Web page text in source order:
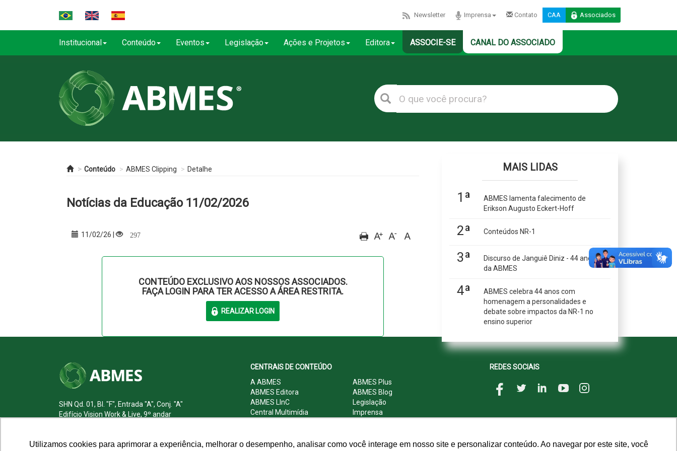
Utilizamos cookies para aprimorar a experiência, melhorar o desempenho, analisar como você interage em nosso site e personalizar conteúdo. Ao navegar por este site, você
Newsletter Imprensa Contato CAA Associados
Institucional Conteúdo Eventos Legislação Ações e Projetos Editora ASSOCIE-SE CANAL DO ASSOCIADO
Conteúdo ABMES Clipping Detalhe
Notícias da Educação 11/02/2026
11/02/26 | 297
CONTEÚDO EXCLUSIVO AOS NOSSOS ASSOCIADOS.
FAÇA LOGIN PARA TER ACESSO A ÁREA RESTRITA.
MAIS LIDAS
1ª
ABMES lamenta falecimento de
Erikson Augusto Eckert-Hoff
2ª Conteúdos NR-1
3ª
Discurso de Janguiê Diniz - 44 anos
da ABMES
4ª
ABMES celebra 44 anos com
homenagem a personalidades e
debate sobre impactos da NR-1 no
ensino superior
SHN Qd. 01, Bl. "F", Entrada "A", Conj. "A"
Edifício Vision Work & Live, 9º andar
CENTRAIS DE CONTEÚDO
A ABMES
ABMES Plus
ABMES Editora
ABMES Blog
ABMES LInC
Legislação
Central Multimídia
Imprensa
REDES SOCIAIS